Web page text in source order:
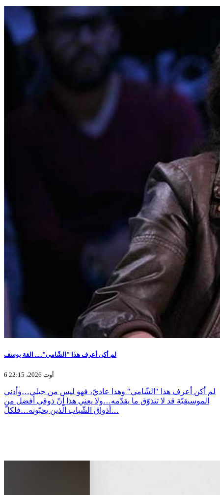
لم أكن أعرف هذا "الشّامي"..... الفة يوسف
6 أوت 2026، 22:15
لم أكن أعرف هذا "الشّامي" وهذا عاديّ، فهو ليس من جيلي…وأذني
الموسيقيّة قد لا تتذوّق ما يقدّمه…ولا يعني هذا أنّ ذوقي أفضل من
أذواق الشّباب الّذين يحبّونه…فلكلّ…